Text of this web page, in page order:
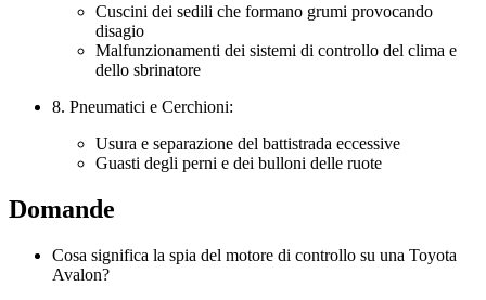
Cuscini dei sedili che formano grumi provocando
disagio
Malfunzionamenti dei sistemi di controllo del clima e
dello sbrinatore
8. Pneumatici e Cerchioni:
Usura e separazione del battistrada eccessive
Guasti degli perni e dei bulloni delle ruote
Domande
Cosa significa la spia del motore di controllo su una Toyota
Avalon?